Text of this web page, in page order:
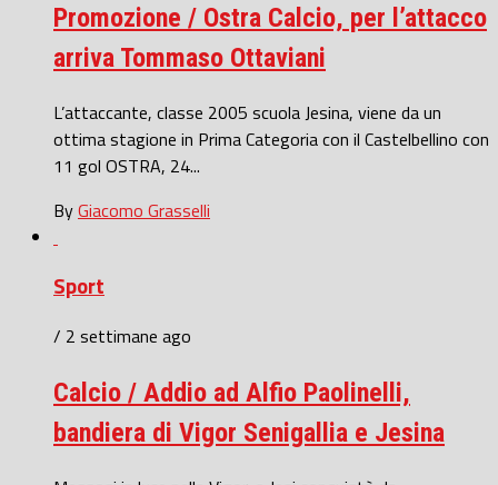
Promozione / Ostra Calcio, per l’attacco
arriva Tommaso Ottaviani
L’attaccante, classe 2005 scuola Jesina, viene da un
ottima stagione in Prima Categoria con il Castelbellino con
11 gol OSTRA, 24...
ByGiacomo Grasselli
Sport
/ 2 settimane ago
Calcio / Addio ad Alfio Paolinelli,
bandiera di Vigor Senigallia e Jesina